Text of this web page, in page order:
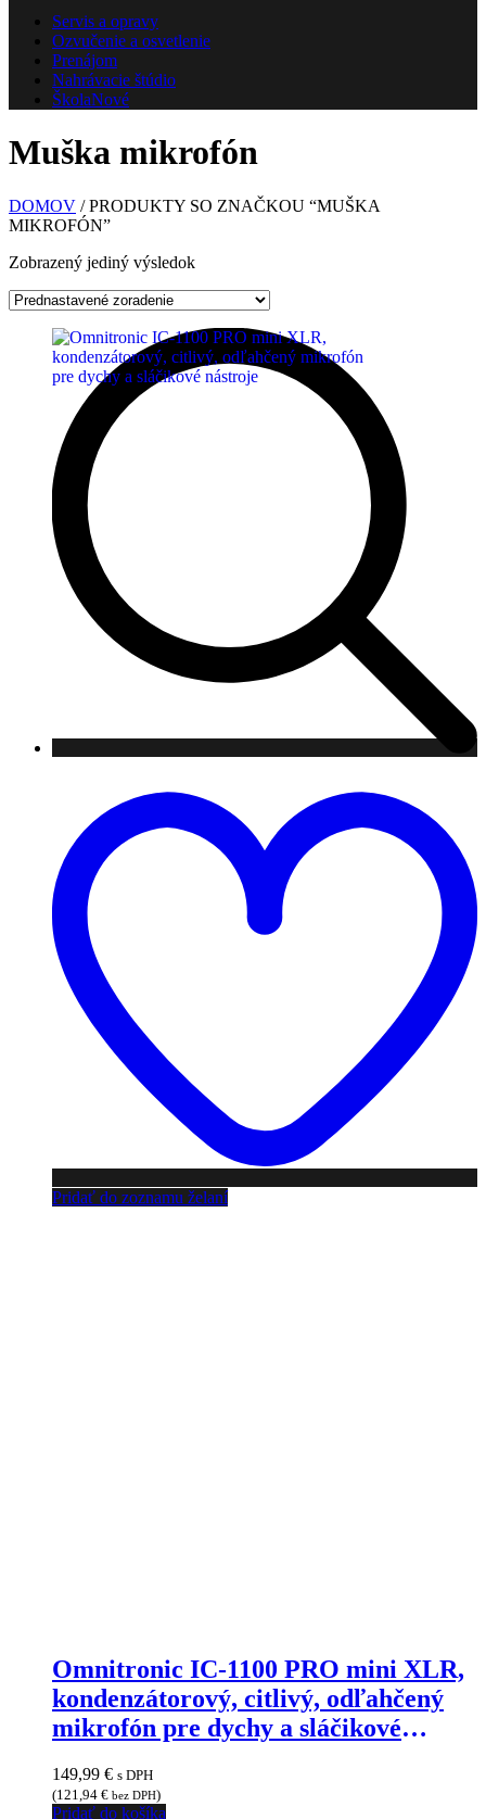
Servis a opravy
Ozvučenie a osvetlenie
Prenájom
Nahrávacie štúdio
ŠkolaNové
Muška mikrofón
DOMOV / PRODUKTY SO ZNAČKOU “MUŠKA
MIKROFÓN”
Zobrazený jediný výsledok
Pridať do zoznamu želaní
Omnitronic IC-1100 PRO mini XLR,
kondenzátorový, citlivý, odľahčený
mikrofón pre dychy a sláčikové
149,99 € s DPH
(121,94 € bez DPH)
Pridať do košíka